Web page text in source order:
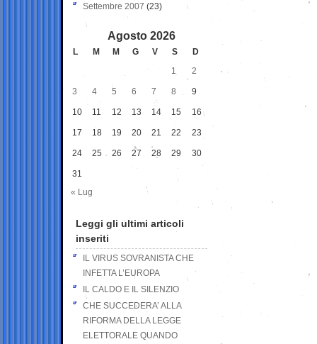
Settembre 2007 (23)
Agosto 2026
L M M G V S
D
1
2
3 4 5 6 7 8 9
10 11 12 13 14 15 16
17 18 19 20 21 22 23
24 25 26 27 28 29 30
31
« Lug
Leggi gli ultimi articoli
inseriti
IL VIRUS SOVRANISTA CHE
INFETTA L’EUROPA
IL CALDO E IL SILENZIO
CHE SUCCEDERA’ ALLA
RIFORMA DELLA LEGGE
ELETTORALE QUANDO